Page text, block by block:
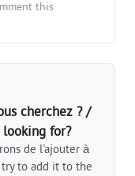
this
cherchez ? /
for?
de l'ajouter à
to add it to the